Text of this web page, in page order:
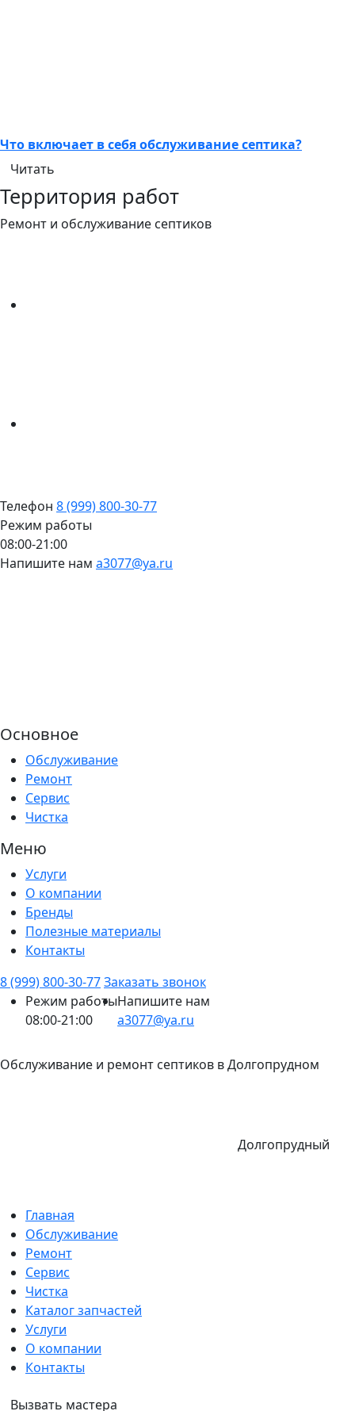
Что включает в себя обслуживание септика?
Читать
Территория работ
Ремонт и обслуживание септиков
Телефон 8 (999) 800-30-77
Режим работы
08:00-21:00
Напишите нам a3077@ya.ru
Основное
Обслуживание
Ремонт
Сервис
Чистка
Меню
Услуги
О компании
Бренды
Полезные материалы
Контакты
8 (999) 800-30-77Заказать звонок
Режим работы
08:00-21:00
Напишите нам
a3077@ya.ru
Обслуживание и ремонт септиков в Долгопрудном
Долгопрудный
Главная
Обслуживание
Ремонт
Сервис
Чистка
Каталог запчастей
Услуги
О компании
Контакты
Вызвать мастера